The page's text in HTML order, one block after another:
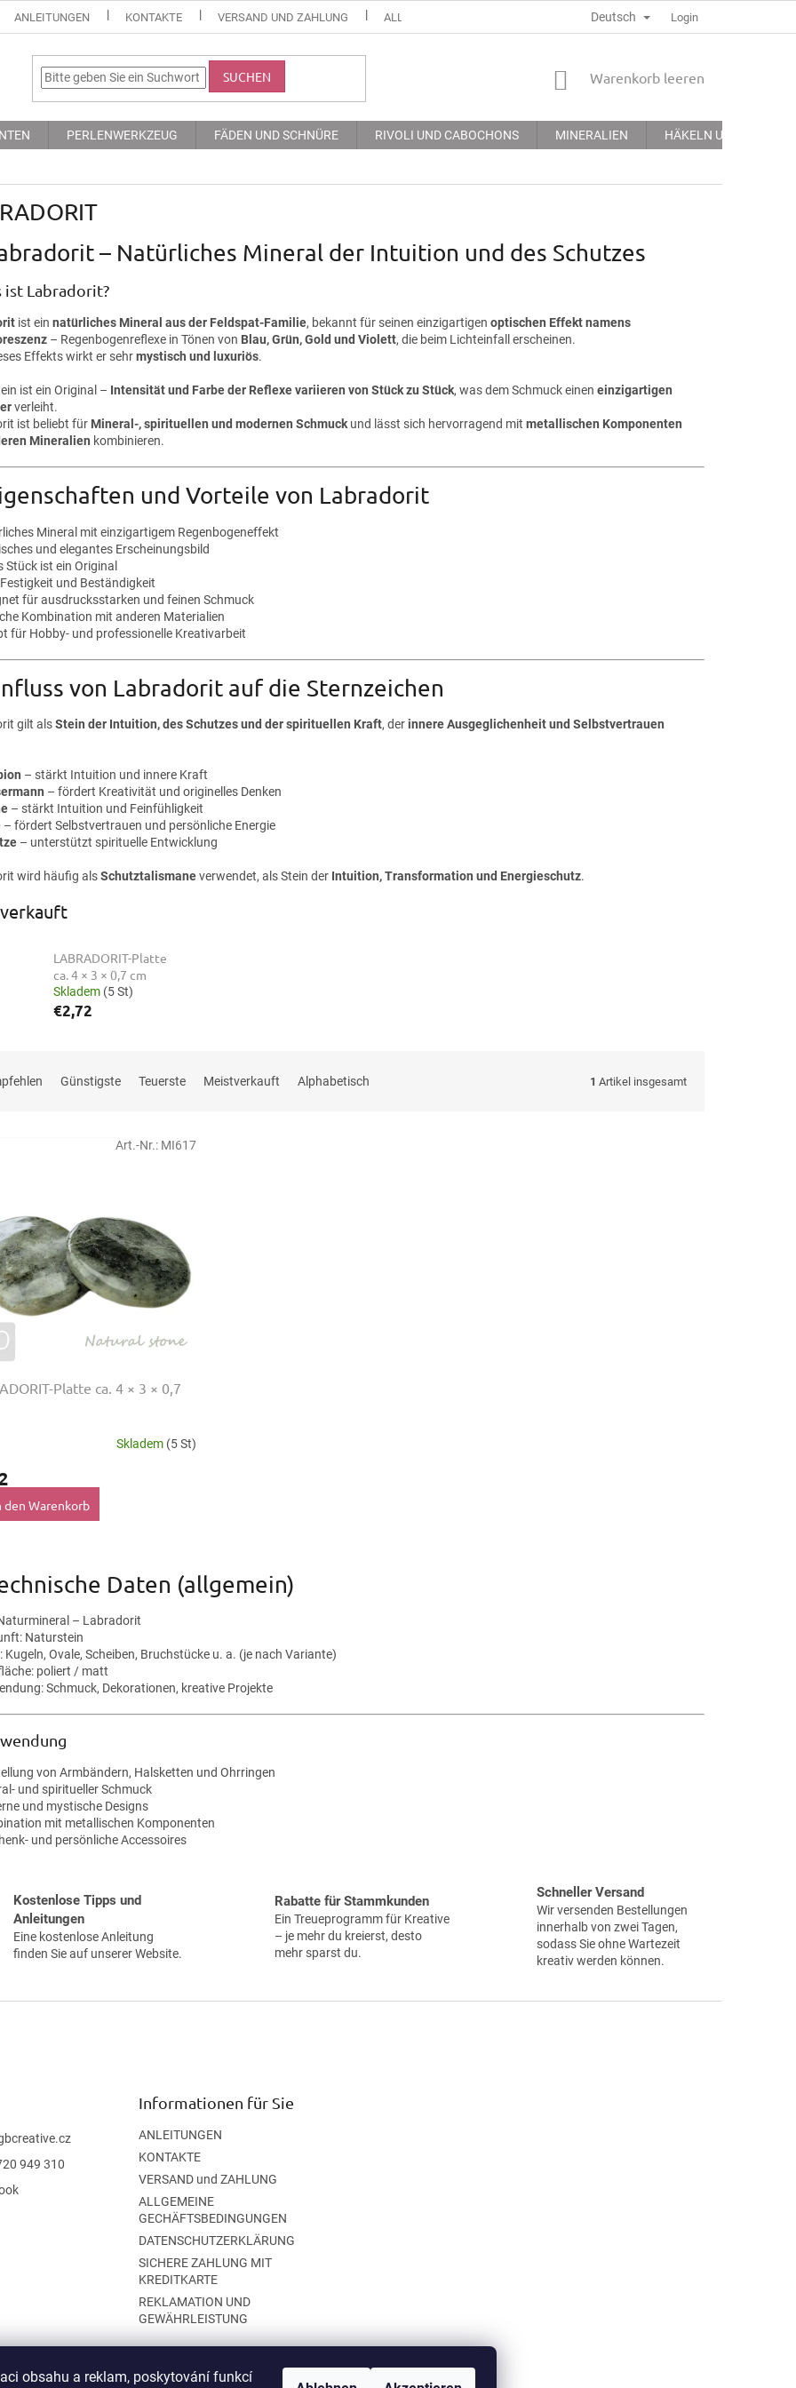
obsahu a reklam, poskytování funkcí
ANLEITUNGEN KONTAKTE VERSAND UND ZAHLUNG ALLGEMEINE GECHÄFTSBEDINGUNGEN DATENSCHUTZERKLÄRUNG
Deutsch Login
SUCHEN WARENKORB
Warenkorb leeren
PERLENWERKZEUG FÄDEN UND SCHNÜRE RIVOLI UND CABOCHONS MINERALIEN HÄKELN UND STICKEN
– Natürliches Mineral der Intuition und des Schutzes
ist Labradorit?
ist ein natürliches Mineral aus der Feldspat-Familie, bekannt für seinen einzigartigen optischen Effekt namens
– Regenbogenreflexe in Tönen von Blau, Grün, Gold und Violett, die beim Lichteinfall erscheinen.
Effekts wirkt er sehrmystisch und luxuriös.
ist ein Original – Intensität und Farbe der Reflexe variieren von Stück zu Stück, was dem Schmuck einen einzigartigen
verleiht.
ist beliebt für Mineral-, spirituellen und modernen Schmuck und lässt sich hervorragend mit metallischen Komponenten
Mineralien kombinieren.
und Vorteile von Labradorit
Mineral mit einzigartigem Regenbogeneffekt
und elegantes Erscheinungsbild
Stück ist ein Original
und Beständigkeit
für ausdrucksstarken und feinen Schmuck
Kombination mit anderen Materialien
für Hobby- und professionelle Kreativarbeit
von Labradorit auf die Sternzeichen
gilt alsStein der Intuition, des Schutzes und der spirituellen Kraft, derinnere Ausgeglichenheit und Selbstvertrauen
– stärkt Intuition und innere Kraft
– fördert Kreativität und originelles Denken
– stärkt Intuition und Feinfühligkeit
– fördert Selbstvertrauen und persönliche Energie
– unterstützt spirituelle Entwicklung
wird häufig alsSchutztalismaneverwendet, als Stein der Intuition, Transformation und Energieschutz.
LABRADORIT-Platte
ca. 4 × 3 × 0,7 cm
Skladem (5 St)
€2,72
Günstigste Teuerste Meistverkauft Alphabetisch 1 Artikel insgesamt
Platte ca. 4 × 3 × 0,7
Skladem (5 St)
den Warenkorb
Art.-Nr.: MI617
e
t
e
Daten (allgemein)
– Labradorit
Naturstein
Kugeln, Ovale, Scheiben, Bruchstücke u. a. (je nach Variante)
poliert / matt
Schmuck, Dekorationen, kreative Projekte
von Armbändern, Halsketten und Ohrringen
und spiritueller Schmuck
und mystische Designs
mit metallischen Komponenten
und persönliche Accessoires
Kostenlose Tipps und
Anleitungen
Eine kostenlose Anleitung
finden Sie auf unserer Website.
Rabatte für Stammkunden
Ein Treueprogramm für Kreative
– je mehr du kreierst, desto
mehr sparst du.
Schneller Versand
Wir versenden Bestellungen
innerhalb von zwei Tagen,
sodass Sie ohne Wartezeit
kreativ werden können.
949 310
Informationen für Sie
ANLEITUNGEN
KONTAKTE
VERSAND und ZAHLUNG
ALLGEMEINE
GECHÄFTSBEDINGUNGEN
DATENSCHUTZERKLÄRUNG
SICHERE ZAHLUNG MIT
KREDITKARTE
REKLAMATION UND
GEWÄHRLEISTUNG